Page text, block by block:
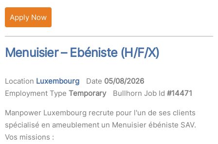
Apply Now
Menuisier – Ebéniste (H/F/X)
Location Luxembourg Date 05/08/2026
Employment Type Temporary Bullhorn Job Id #14471
Manpower Luxembourg recrute pour l'un de ses clients
spécialisé en ameublement un Menuisier ébéniste SAV.
Vos missions :